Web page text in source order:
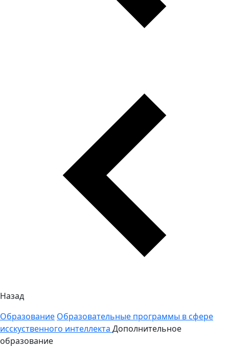
Назад
Образование Образовательные программы в сфере
исскуственного интеллекта Дополнительное
образование